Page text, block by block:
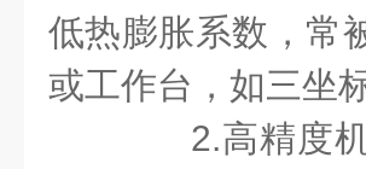
低热膨胀系数，常
或工作台，如三坐
2.高精度机